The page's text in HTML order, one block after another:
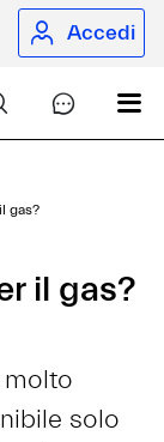
Accedi
gas?
il gas?
molto
solo